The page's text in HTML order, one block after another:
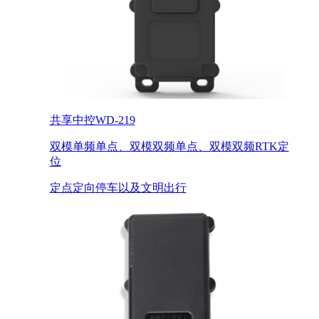
共享中控WD-219
双模单频单点、双模双频单点、双模双频RTK定
位
定点定向停车以及文明出行